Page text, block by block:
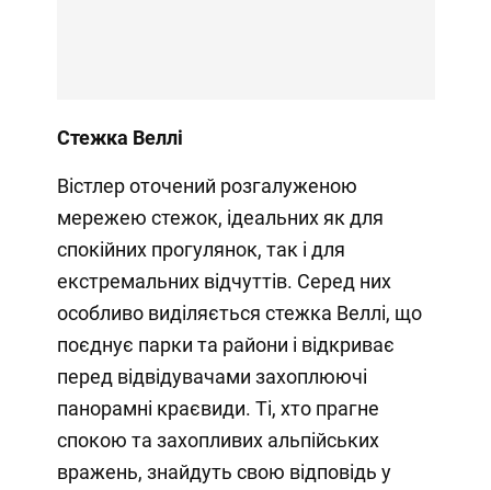
Стежка Веллі
Вістлер оточений розгалуженою
мережею стежок, ідеальних як для
спокійних прогулянок, так і для
екстремальних відчуттів. Серед них
особливо виділяється стежка Веллі, що
поєднує парки та райони і відкриває
перед відвідувачами захоплюючі
панорамні краєвиди. Ті, хто прагне
спокою та захопливих альпійських
вражень, знайдуть свою відповідь у